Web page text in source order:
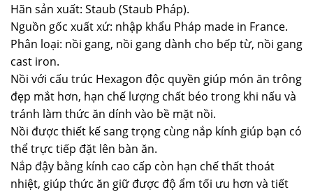
Hãn sản xuất: Staub (Staub Pháp).
Nguồn gốc xuất xứ: nhập khẩu Pháp made in France.
Phân loại: nồi gang, nồi gang dành cho bếp từ, nồi gang
cast iron.
Nồi với cấu trúc Hexagon độc quyền giúp món ăn trông
đẹp mắt hơn, hạn chế lượng chất béo trong khi nấu và
tránh làm thức ăn dính vào bề mặt nồi.
Nồi được thiết kế sang trọng cùng nắp kính giúp bạn có
thể trực tiếp đặt lên bàn ăn.
Nắp đậy bằng kính cao cấp còn hạn chế thất thoát
nhiệt, giúp thức ăn giữ được độ ẩm tối ưu hơn và tiết